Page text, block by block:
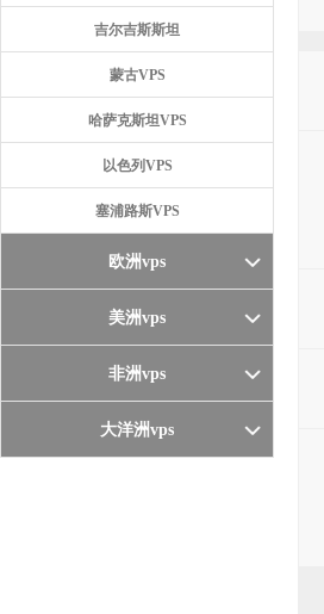
吉尔吉斯斯坦
蒙古VPS
哈萨克斯坦VPS
以色列VPS
塞浦路斯VPS
欧洲vps
美洲vps
非洲vps
大洋洲vps